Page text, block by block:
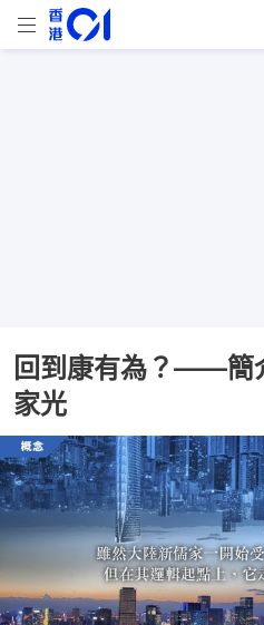
回到康有為？——簡
家光